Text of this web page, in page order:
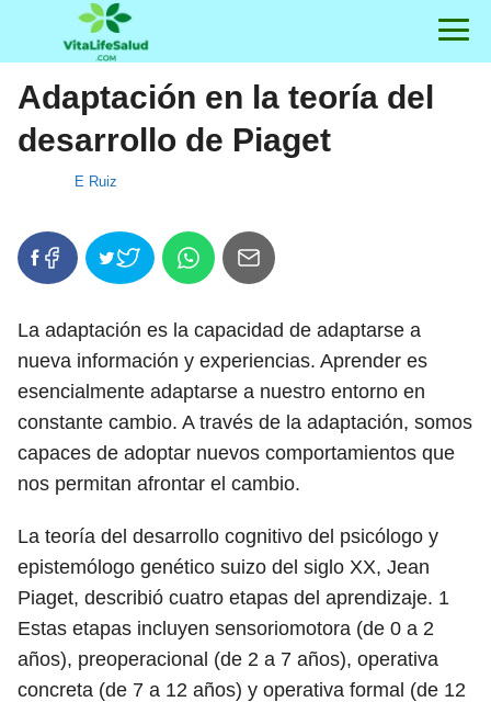
Adaptación en la teoría del
desarrollo de Piaget
E Ruiz
La adaptación es la capacidad de adaptarse a
nueva información y experiencias. Aprender es
esencialmente adaptarse a nuestro entorno en
constante cambio. A través de la adaptación, somos
capaces de adoptar nuevos comportamientos que
nos permitan afrontar el cambio.
La teoría del desarrollo cognitivo del psicólogo y
epistemólogo genético suizo del siglo XX, Jean
Piaget, describió cuatro etapas del aprendizaje. 1
Estas etapas incluyen sensoriomotora (de 0 a 2
años), preoperacional (de 2 a 7 años), operativa
concreta (de 7 a 12 años) y operativa formal (de 12